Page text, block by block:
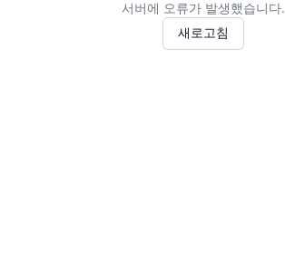
서버에 오류가 발생했습니다.
새로고침